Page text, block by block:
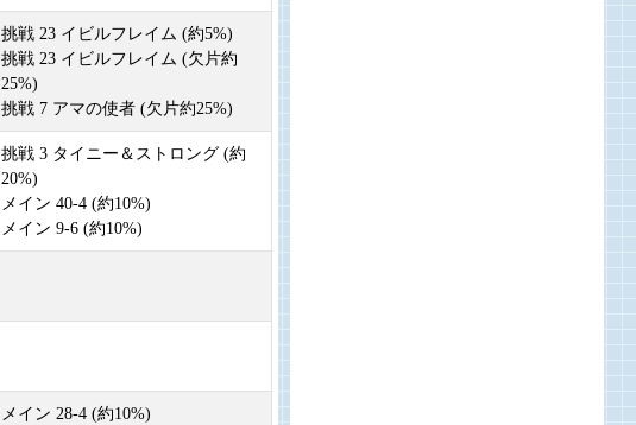
挑戦 23 イビルフレイム (約5%)
挑戦 23 イビルフレイム (欠片約
25%)
挑戦 7 アマの使者 (欠片約25%)
挑戦 3 タイニー＆ストロング (約
20%)
メイン 40-4 (約10%)
メイン 9-6 (約10%)
メイン 28-4 (約10%)